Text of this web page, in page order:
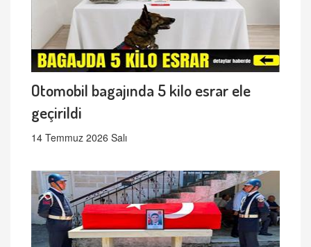
Otomobil bagajında 5 kilo esrar ele
geçirildi
14 Temmuz 2026 Salı